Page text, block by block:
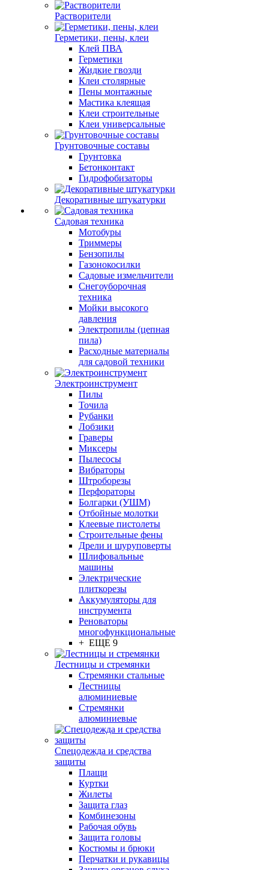
Растворители
Герметики, пены, клеи
Клей ПВА
Герметики
Жидкие гвозди
Клеи столярные
Пены монтажные
Мастика клеящая
Клеи строительные
Клеи универсальные
Грунтовочные составы
Грунтовка
Бетонконтакт
Гидрофобизаторы
Декоративные штукатурки
Садовая техника
Мотобуры
Триммеры
Бензопилы
Газонокосилки
Садовые измельчители
Снегоуборочная
техника
Мойки высокого
давления
Электропилы (цепная
пила)
Расходные материалы
для садовой техники
Электроинструмент
Пилы
Точила
Рубанки
Лобзики
Граверы
Миксеры
Пылесосы
Вибраторы
Штроборезы
Перфораторы
Болгарки (УШМ)
Отбойные молотки
Клеевые пистолеты
Строительные фены
Дрели и шуруповерты
Шлифовальные
машины
Электрические
плиткорезы
Аккумуляторы для
инструмента
Реноваторы
многофункциональные
+ ЕЩЕ 9
Лестницы и стремянки
Стремянки стальные
Лестницы
алюминиевые
Стремянки
алюминиевые
Спецодежда и средства
защиты
Плащи
Куртки
Жилеты
Защита глаз
Комбинезоны
Рабочая обувь
Защита головы
Костюмы и брюки
Перчатки и рукавицы